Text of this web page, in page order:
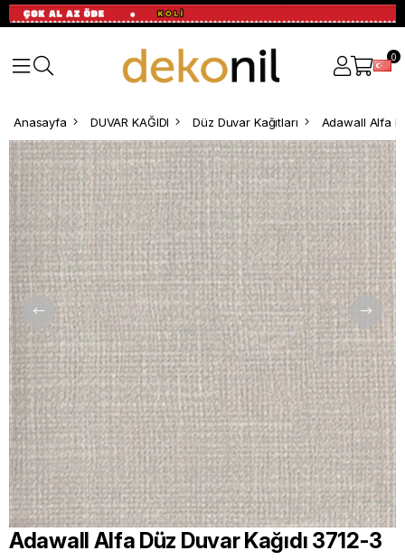
0
Anasayfa DUVAR KAĞIDI Düz Duvar Kağıtları Adawall Alfa
Adawall Alfa Düz Duvar Kağıdı 3712-3